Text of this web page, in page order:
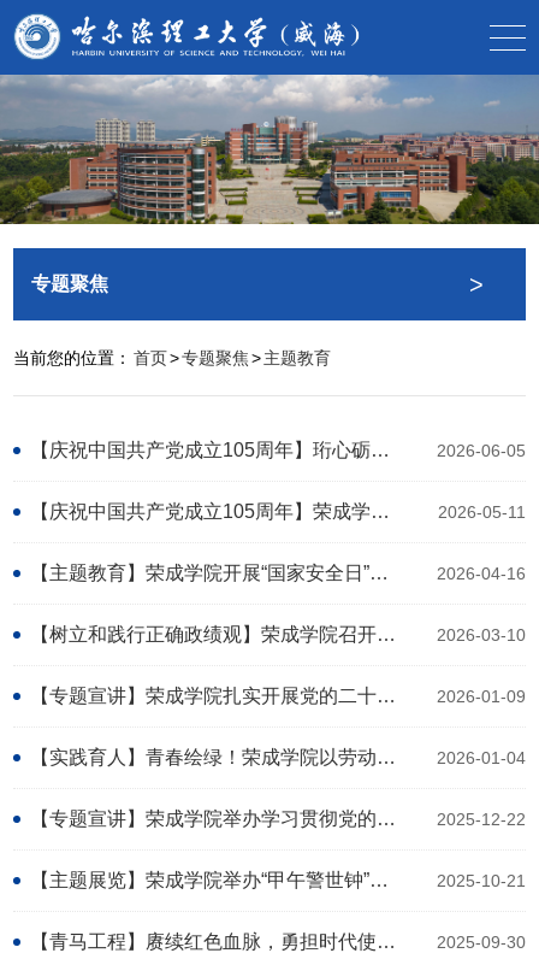
专题聚焦 >
当前您的位置： 首页>专题聚焦 >主题教育
【庆祝中国共产党成立105周年】珩心砺信守初心 融海育人担使命——荣成学院开展“七一”红色教育实践活动 2026-06-05
【庆祝中国共产党成立105周年】荣成学院开展“国旗下的思政课”主题教育活动 2026-05-11
【主题教育】荣成学院开展“国家安全日”系列活动 2026-04-16
【树立和践行正确政绩观】荣成学院召开党建与师德师风建设工作会议 2026-03-10
【专题宣讲】荣成学院扎实开展党的二十届四中全会精神宣讲活动 2026-01-09
【实践育人】青春绘绿！荣成学院以劳动实践赋能生态文明育人 2026-01-04
【专题宣讲】荣成学院举办学习贯彻党的二十届四中全会精神专题宣讲报告会 2025-12-22
【主题展览】荣成学院举办“甲午警世钟”主题展览 2025-10-21
【青马工程】赓续红色血脉，勇担时代使命--荣成学院举办第四期青年马克思主义者培养工程培训班 2025-09-30